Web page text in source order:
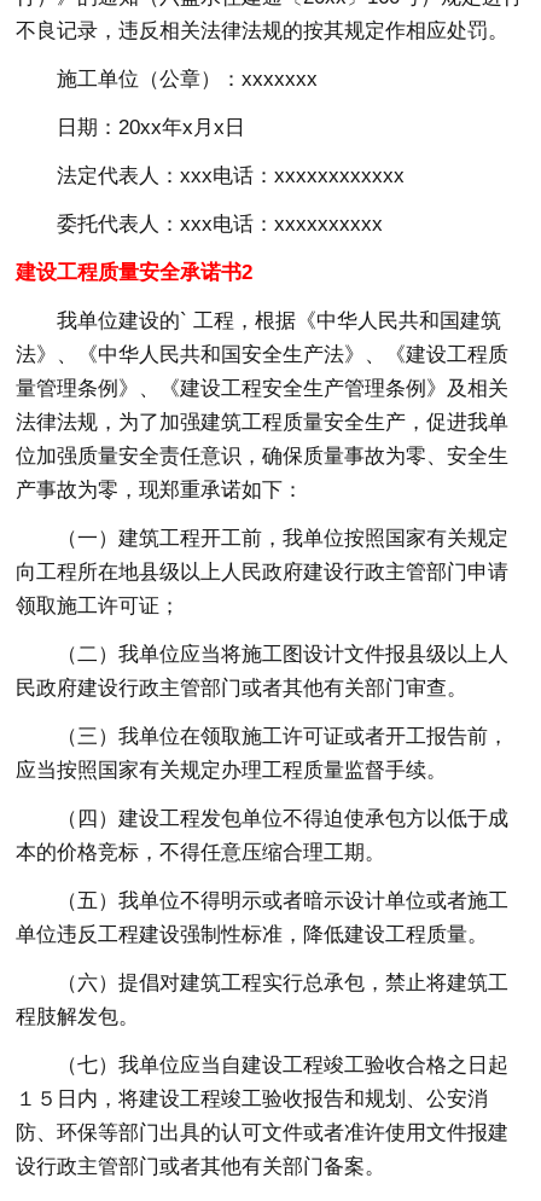
不良记录，违反相关法律法规的按其规定作相应处罚。
施工单位（公章）：xxxxxxx
日期：20xx年x月x日
法定代表人：xxx电话：xxxxxxxxxxxx
委托代表人：xxx电话：xxxxxxxxxx
建设工程质量安全承诺书2
我单位建设的` 工程，根据《中华人民共和国建筑
法》、《中华人民共和国安全生产法》、《建设工程质
量管理条例》、《建设工程安全生产管理条例》及相关
法律法规，为了加强建筑工程质量安全生产，促进我单
位加强质量安全责任意识，确保质量事故为零、安全生
产事故为零，现郑重承诺如下：
（一）建筑工程开工前，我单位按照国家有关规定
向工程所在地县级以上人民政府建设行政主管部门申请
领取施工许可证；
（二）我单位应当将施工图设计文件报县级以上人
民政府建设行政主管部门或者其他有关部门审查。
（三）我单位在领取施工许可证或者开工报告前，
应当按照国家有关规定办理工程质量监督手续。
（四）建设工程发包单位不得迫使承包方以低于成
本的价格竞标，不得任意压缩合理工期。
（五）我单位不得明示或者暗示设计单位或者施工
单位违反工程建设强制性标准，降低建设工程质量。
（六）提倡对建筑工程实行总承包，禁止将建筑工
程肢解发包。
（七）我单位应当自建设工程竣工验收合格之日起
１５日内，将建设工程竣工验收报告和规划、公安消
防、环保等部门出具的认可文件或者准许使用文件报建
设行政主管部门或者其他有关部门备案。